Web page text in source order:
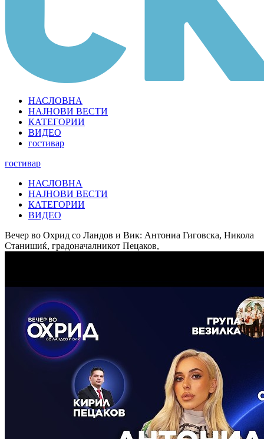
НАСЛОВНА
НАЈНОВИ ВЕСТИ
КАТЕГОРИИ
ВИДЕО
гостивар
гостивар
НАСЛОВНА
НАЈНОВИ ВЕСТИ
КАТЕГОРИИ
ВИДЕО
Вечер во Охрид со Ландов и Вик: Антониа Гиговска, Никола
Станишиќ, градоначалникот Пецаков,